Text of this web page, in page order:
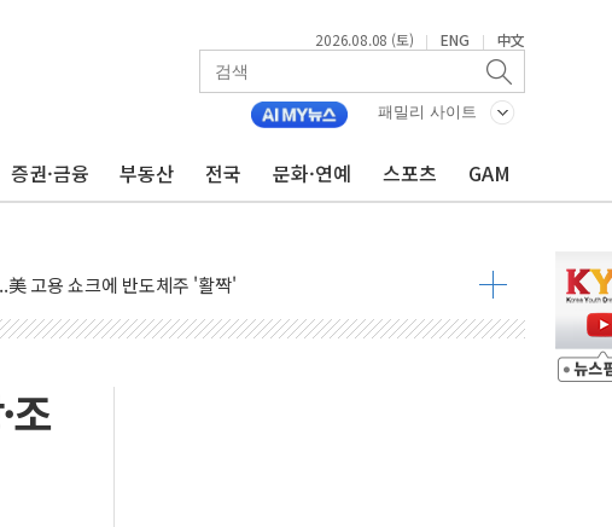
2026.08.08 (토) | ENG | 中文
패밀리 사이트
증권·금융 부동산 전국 문화·연예 스포츠 GAM
정' 체결… 이스라엘·이란 위협에 맞설 자체 억지력 강화
이르면 다음 주"
1주일 이상 '올스톱'… 美 해상봉쇄 영향
은 "또 개입했나" 촉각
인상 우려 후퇴…나스닥 선물 1%대 상승
크'…9월 금리 인상 기대 후퇴
·클라우드플레어·태양광주↑ VS 트레이드데스크·웬디스↓
실종자 7359명 끝까지 찾겠다"
조